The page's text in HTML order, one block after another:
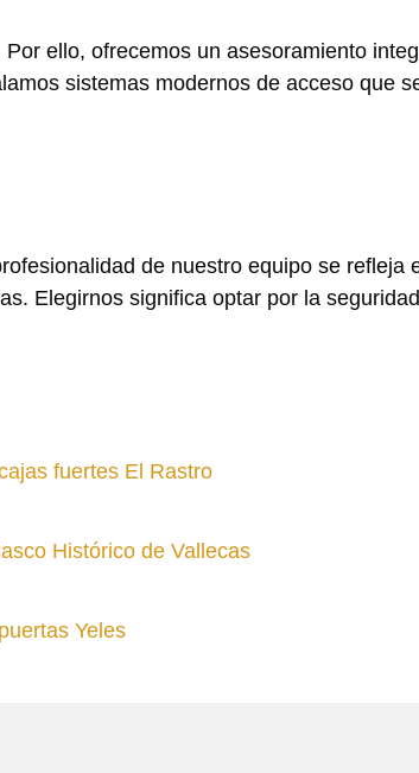
ello, ofrecemos un asesoramiento
sistemas modernos de acceso que
de nuestro equipo se refleja
Elegirnos significa optar por la
fuertes El Rastro
Histórico de Vallecas
Yeles